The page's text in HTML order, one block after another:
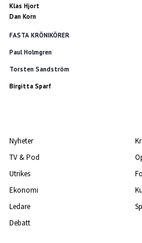
Klas Hjort
Dan Korn
FASTA KRÖNIKÖRER
Paul Holmgren
Torsten Sandström
Birgitta Sparf
Nyheter
TV & Pod
Utrikes
Ekonomi
Ledare
Debatt